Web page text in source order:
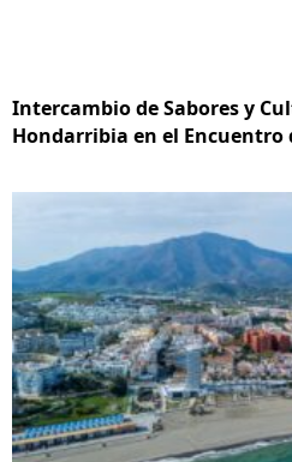
Intercambio de Sabores y
Hondarribia en el Encuentro